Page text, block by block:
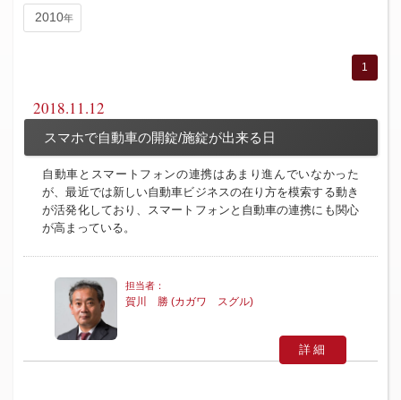
2010
1
2018.11.12
スマホで自動車の開錠/施錠が出来る日
自動車とスマートフォンの連携はあまり進んでいなかった
が、最近では新しい自動車ビジネスの在り方を模索する動き
が活発化しており、スマートフォンと自動車の連携にも関心
が高まっている。
賀川 勝 (カガワ スグル)
詳細